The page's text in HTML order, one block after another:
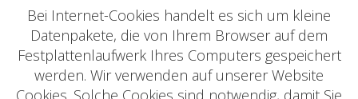
Bei Internet-Cookies handelt es sich um kleine
Datenpakete, die von Ihrem Browser auf dem
Festplattenlaufwerk Ihres Computers gespeichert
werden. Wir verwenden auf unserer Website
Cookies. Solche Cookies sind notwendig, damit Sie